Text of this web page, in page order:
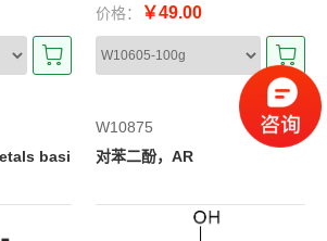
价格： ￥49.00
basi
W10875
对苯二酚，AR